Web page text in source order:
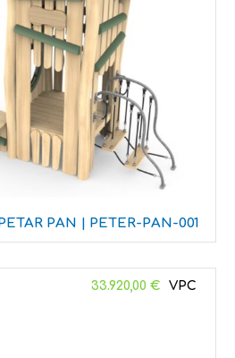
PAN | PETER-PAN-001
33.920,00 €